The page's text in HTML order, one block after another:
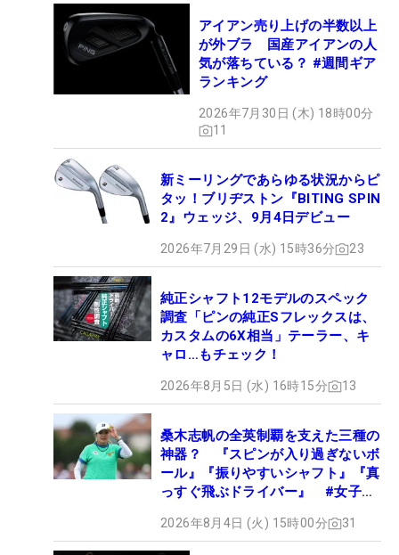
アイアン売り上げの半数以上
が外ブラ 国産アイアンの人
気が落ちている？ #週間ギア
ランキング
2026年7月30日 (木) 18時00分
11
新ミーリングであらゆる状況からピ
タッ！ブリヂストン『BITING SPIN
2』ウェッジ、9月4日デビュー
2026年7月29日 (水) 15時36分 23
純正シャフト12モデルのスペック
調査「ピンの純正Sフレックスは、
カスタムの6X相当」テーラー、キ
ャロ…もチェック！
2026年8月5日 (水) 16時15分 13
桑木志帆の全英制覇を支えた三種の
神器？ 『スピンが入り過ぎないボ
ール』『振りやすいシャフト』『真
っすぐ飛ぶドライバー』 #女子プ
2026年8月4日 (火) 15時00分 31